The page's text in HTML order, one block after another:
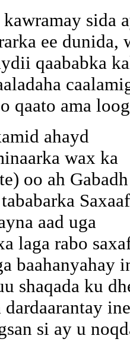
sida
ee dunida,
qaababka
qaato ama
ahayd
wax ka
oo ah
aad uga
laga rabo
baahanyahay
shaqada ku
si ay u